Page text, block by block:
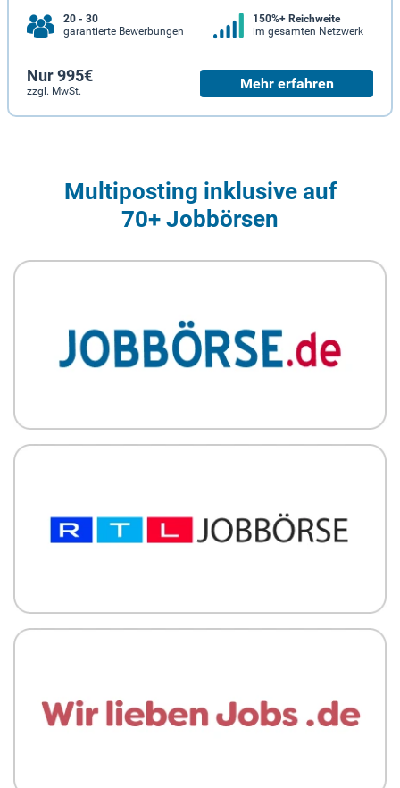
20 - 30
garantierte Bewerbungen
150%+ Reichweite
im gesamten Netzwerk
Nur 995€
zzgl. MwSt. Mehr erfahren
Multiposting inklusive auf
70+ Jobbörsen